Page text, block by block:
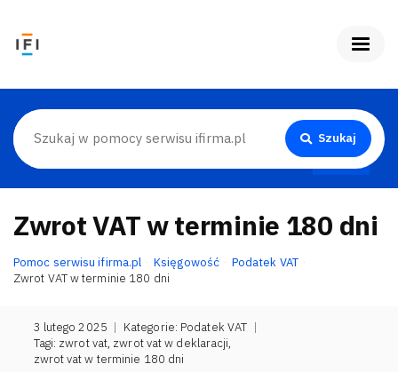
Szukaj
Zwrot VAT w terminie 180 dni
Pomoc serwisu ifirma.pl Księgowość
Podatek VAT
Zwrot VAT w terminie 180 dni
3 lutego 2025 | Kategorie: Podatek VAT |
Tagi: zwrot vat, zwrot vat w deklaracji,
zwrot vat w terminie 180 dni